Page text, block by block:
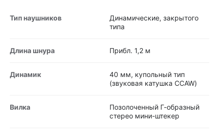
Тип наушников
Динамические, закрытого
типа
Длина шнура Прибл. 1,2 м
Динамик
40 мм, купольный тип
(звуковая катушка CCAW)
Вилка
Позолоченный Г-образный
стерео мини-штекер